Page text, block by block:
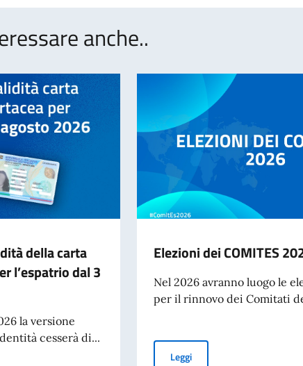
anche..
della carta
l’espatrio dal 3
la versione
cesserà di...
Elezioni dei COMITES
Nel 2026 avranno luogo le
per il rinnovo dei Comitati
LeggiElezioni dei COMITES 2026